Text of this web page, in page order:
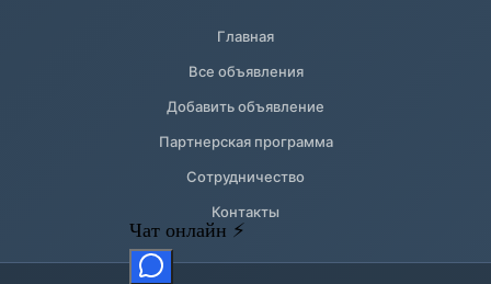
Главная
Все объявления
Добавить объявление
Партнерская программа
Сотрудничество
Контакты